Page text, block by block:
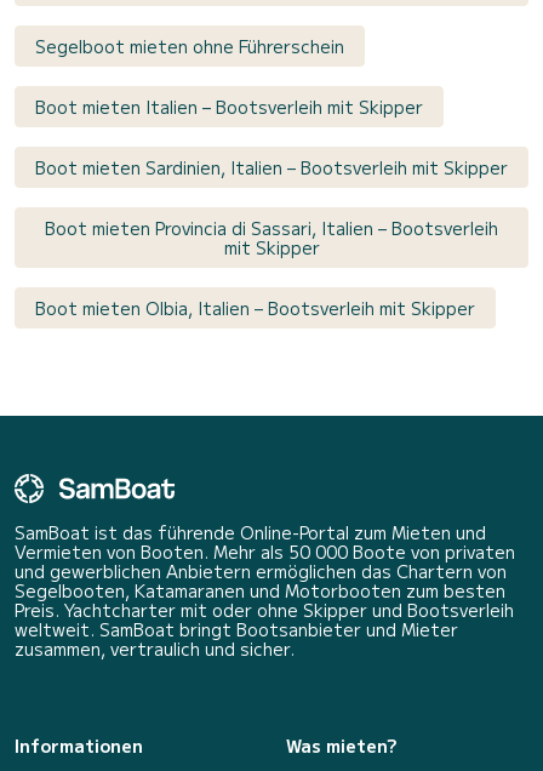
Segelboot mieten ohne Führerschein
Boot mieten Italien – Bootsverleih mit Skipper
Boot mieten Sardinien, Italien – Bootsverleih mit Skipper
Boot mieten Provincia di Sassari, Italien – Bootsverleih
mit Skipper
Boot mieten Olbia, Italien – Bootsverleih mit Skipper
SamBoat ist das führende Online-Portal zum Mieten und
Vermieten von Booten. Mehr als 50 000 Boote von privaten
und gewerblichen Anbietern ermöglichen das Chartern von
Segelbooten, Katamaranen und Motorbooten zum besten
Preis. Yachtcharter mit oder ohne Skipper und Bootsverleih
weltweit. SamBoat bringt Bootsanbieter und Mieter
zusammen, vertraulich und sicher.
Informationen
Was mieten?